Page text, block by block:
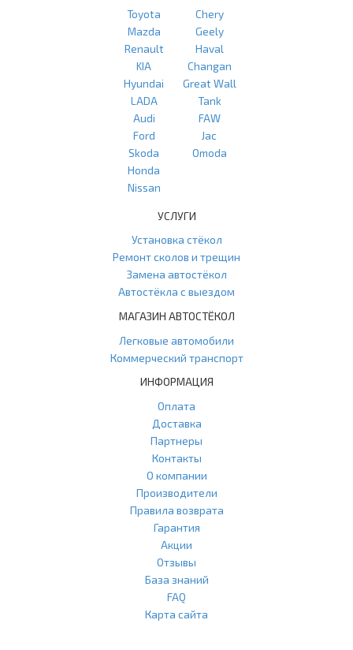
Toyota
Mazda
Renault
KIA
Hyundai
LADA
Audi
Ford
Skoda
Honda
Nissan
Chery
Geely
Haval
Changan
Great Wall
Tank
FAW
Jac
Omoda
УСЛУГИ
Установка стёкол
Ремонт сколов и трещин
Замена автостёкол
Автостёкла с выездом
МАГАЗИН АВТОСТЁКОЛ
Легковые автомобили
Коммерческий транспорт
ИНФОРМАЦИЯ
Оплата
Доставка
Партнеры
Контакты
О компании
Производители
Правила возврата
Гарантия
Акции
Отзывы
База знаний
FAQ
Карта сайта